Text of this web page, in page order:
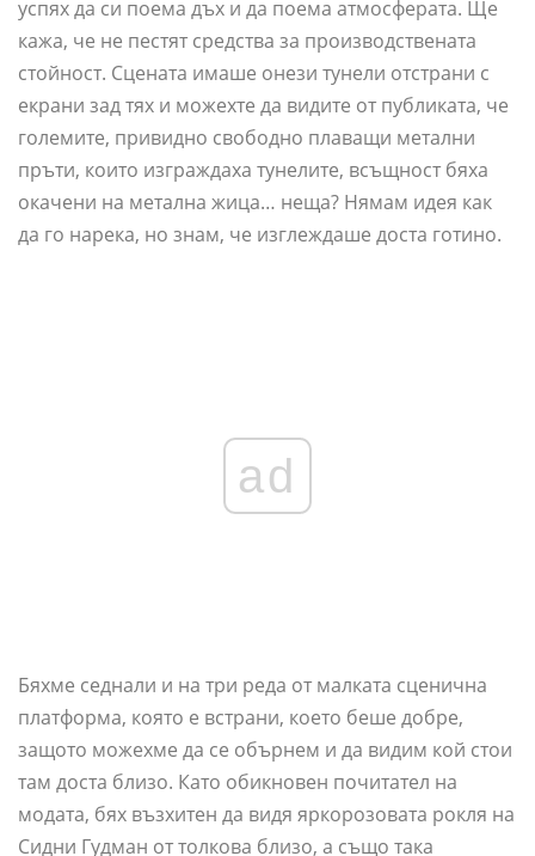
успях да си поема дъх и да поема атмосферата. Ще
кажа, че не пестят средства за производствената
стойност. Сцената имаше онези тунели отстрани с
екрани зад тях и можехте да видите от публиката, че
големите, привидно свободно плаващи метални
пръти, които изграждаха тунелите, всъщност бяха
окачени на метална жица… неща? Нямам идея как
да го нарека, но знам, че изглеждаше доста готино.
ad
Бяхме седнали и на три реда от малката сценична
платформа, която е встрани, което беше добре,
защото можехме да се обърнем и да видим кой стои
там доста близо. Като обикновен почитател на
модата, бях възхитен да видя яркорозовата рокля на
Сидни Гудман от толкова близо, а също така